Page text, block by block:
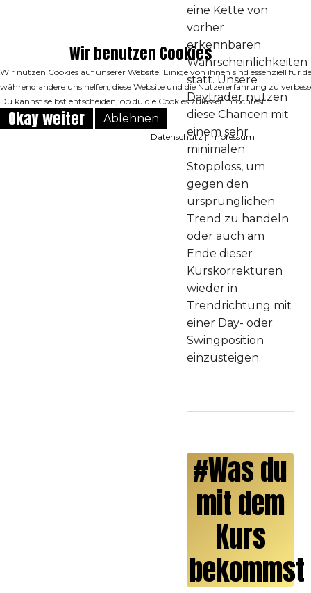
eine Kette von
vorher
erkennbaren
Wahrscheinlichkeiten
statt. Unsere
Daytrader nutzen
diese Chancen mit
einem sehr
minimalen
Stopploss, um
gegen den
ursprünglichen
Trend zu handeln
oder auch am
Ende dieser
Kurskorrekturen
wieder in
Trendrichtung mit
einer Day- oder
Swingposition
einzusteigen.
#Was du
mit dem
Kurs
bekommst
Wir benutzen Cookies
Wir nutzen Cookies auf unserer Website. Einige von ihnen sind essenziell für
während andere uns helfen, diese Website und die Nutzererfahrung zu
Du kannst selbst entscheiden, ob du die Cookies zulassen möchtest.
Okay weiter Ablehnen
Datenschutz|Impressum